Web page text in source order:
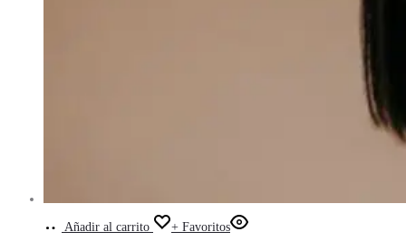
Añadir al carrito + Favoritos